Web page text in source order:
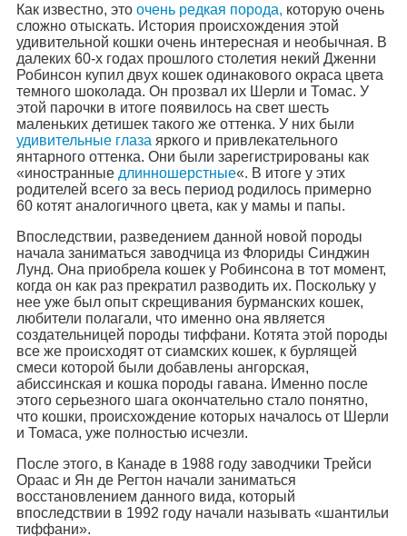
Как известно, это очень редкая порода, которую очень
сложно отыскать. История происхождения этой
удивительной кошки очень интересная и необычная. В
далеких 60-х годах прошлого столетия некий Дженни
Робинсон купил двух кошек одинакового окраса цвета
темного шоколада. Он прозвал их Шерли и Томас. У
этой парочки в итоге появилось на свет шесть
маленьких детишек такого же оттенка. У них были
удивительные глаза яркого и привлекательного
янтарного оттенка. Они были зарегистрированы как
«иностранные длинношерстные«. В итоге у этих
родителей всего за весь период родилось примерно
60 котят аналогичного цвета, как у мамы и папы.
Впоследствии, разведением данной новой породы
начала заниматься заводчица из Флориды Синджин
Лунд. Она приобрела кошек у Робинсона в тот момент,
когда он как раз прекратил разводить их. Поскольку у
нее уже был опыт скрещивания бурманских кошек,
любители полагали, что именно она является
создательницей породы тиффани. Котята этой породы
все же происходят от сиамских кошек, к бурлящей
смеси которой были добавлены ангорская,
абиссинская и кошка породы гавана. Именно после
этого серьезного шага окончательно стало понятно,
что кошки, происхождение которых началось от Шерли
и Томаса, уже полностью исчезли.
После этого, в Канаде в 1988 году заводчики Трейси
Ораас и Ян де Регтон начали заниматься
восстановлением данного вида, который
впоследствии в 1992 году начали называть «шантильи
тиффани».